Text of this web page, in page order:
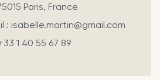
Paris, France
: isabelle.martin@gmail.com
1 40 55 67 89